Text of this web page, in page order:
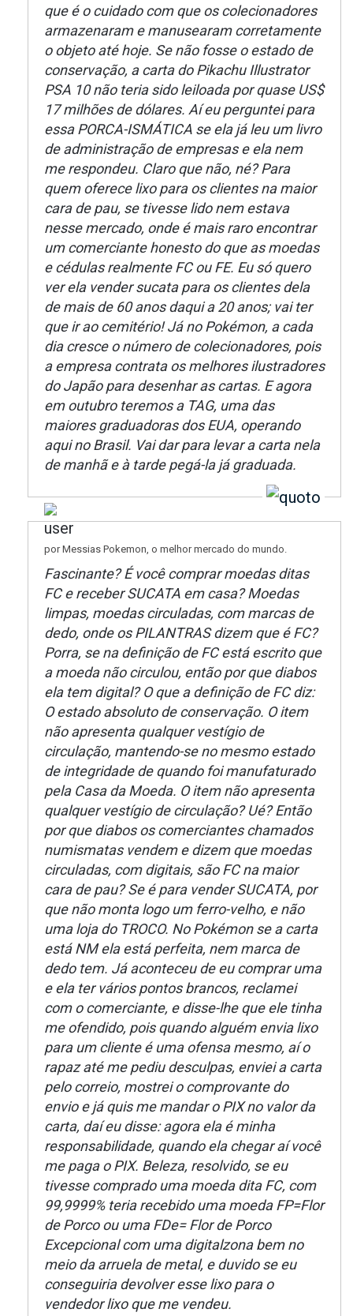
que é o cuidado com que os colecionadores
armazenaram e manusearam corretamente
o objeto até hoje. Se não fosse o estado de
conservação, a carta do Pikachu Illustrator
PSA 10 não teria sido leiloada por quase US$
17 milhões de dólares. Aí eu perguntei para
essa PORCA-ISMÁTICA se ela já leu um livro
de administração de empresas e ela nem
me respondeu. Claro que não, né? Para
quem oferece lixo para os clientes na maior
cara de pau, se tivesse lido nem estava
nesse mercado, onde é mais raro encontrar
um comerciante honesto do que as moedas
e cédulas realmente FC ou FE. Eu só quero
ver ela vender sucata para os clientes dela
de mais de 60 anos daqui a 20 anos; vai ter
que ir ao cemitério! Já no Pokémon, a cada
dia cresce o número de colecionadores, pois
a empresa contrata os melhores ilustradores
do Japão para desenhar as cartas. E agora
em outubro teremos a TAG, uma das
maiores graduadoras dos EUA, operando
aqui no Brasil. Vai dar para levar a carta nela
de manhã e à tarde pegá-la já graduada.
por Messias Pokemon, o melhor mercado do mundo.
Fascinante? É você comprar moedas ditas
FC e receber SUCATA em casa? Moedas
limpas, moedas circuladas, com marcas de
dedo, onde os PILANTRAS dizem que é FC?
Porra, se na definição de FC está escrito que
a moeda não circulou, então por que diabos
ela tem digital? O que a definição de FC diz:
O estado absoluto de conservação. O item
não apresenta qualquer vestígio de
circulação, mantendo-se no mesmo estado
de integridade de quando foi manufaturado
pela Casa da Moeda. O item não apresenta
qualquer vestígio de circulação? Ué? Então
por que diabos os comerciantes chamados
numismatas vendem e dizem que moedas
circuladas, com digitais, são FC na maior
cara de pau? Se é para vender SUCATA, por
que não monta logo um ferro-velho, e não
uma loja do TROCO. No Pokémon se a carta
está NM ela está perfeita, nem marca de
dedo tem. Já aconteceu de eu comprar uma
e ela ter vários pontos brancos, reclamei
com o comerciante, e disse-lhe que ele tinha
me ofendido, pois quando alguém envia lixo
para um cliente é uma ofensa mesmo, aí o
rapaz até me pediu desculpas, enviei a carta
pelo correio, mostrei o comprovante do
envio e já quis me mandar o PIX no valor da
carta, daí eu disse: agora ela é minha
responsabilidade, quando ela chegar aí você
me paga o PIX. Beleza, resolvido, se eu
tivesse comprado uma moeda dita FC, com
99,9999% teria recebido uma moeda FP=Flor
de Porco ou uma FDe= Flor de Porco
Excepcional com uma digitalzona bem no
meio da arruela de metal, e duvido se eu
conseguiria devolver esse lixo para o
vendedor lixo que me vendeu.